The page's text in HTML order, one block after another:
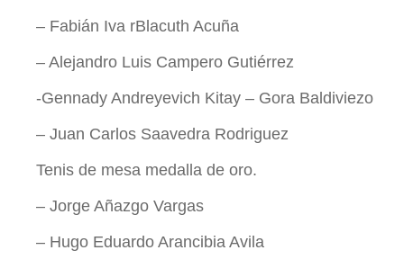
– Fabián Iva rBlacuth Acuña
– Alejandro Luis Campero Gutiérrez
-Gennady Andreyevich Kitay – Gora Baldiviezo
– Juan Carlos Saavedra Rodriguez
Tenis de mesa medalla de oro.
– Jorge Añazgo Vargas
– Hugo Eduardo Arancibia Avila